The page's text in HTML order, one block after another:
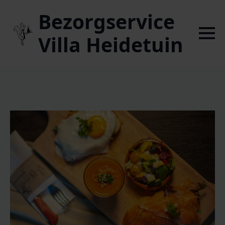
Bezorgservice
Villa Heidetuin